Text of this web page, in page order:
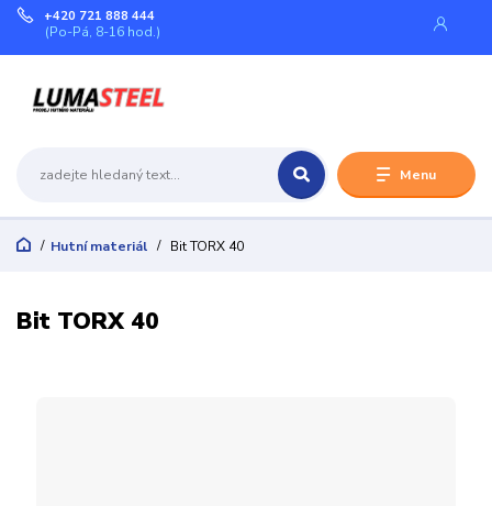
Menu
+420 721 888 444
(Po-Pá, 8-16 hod.)
Hutní materiál Bit TORX 40
Bit TORX 40